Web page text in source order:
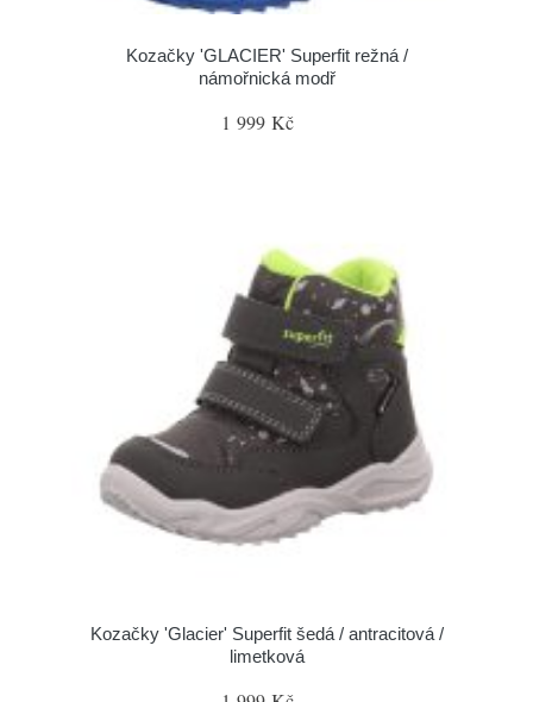
Kozačky 'GLACIER' Superfit režná /
námořnická modř
1 999 Kč
Kozačky 'Glacier' Superfit šedá / antracitová /
limetková